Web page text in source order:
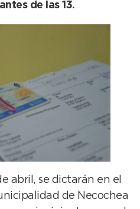
de las 13.
abril, se dictarán en el
de Necochea